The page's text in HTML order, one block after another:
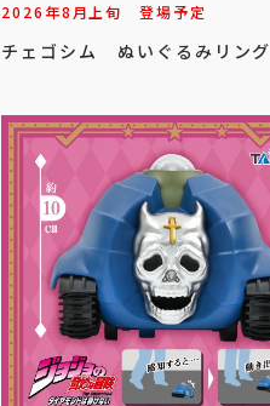
2026年8月上旬 登場予定
チェゴシム ぬいぐるみリング